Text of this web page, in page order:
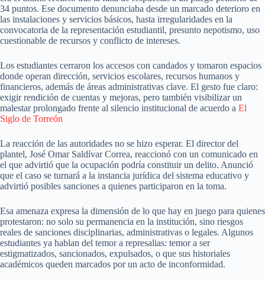
34 puntos. Ese documento denunciaba desde un marcado deterioro en
las instalaciones y servicios básicos, hasta irregularidades en la
convocatoria de la representación estudiantil, presunto nepotismo, uso
cuestionable de recursos y conflicto de intereses.
Los estudiantes cerraron los accesos con candados y tomaron espacios
donde operan dirección, servicios escolares, recursos humanos y
financieros, además de áreas administrativas clave. El gesto fue claro:
exigir rendición de cuentas y mejoras, pero también visibilizar un
malestar prolongado frente al silencio institucional de acuerdo a El
Siglo de Torreón
La reacción de las autoridades no se hizo esperar. El director del
plantel, José Omar Saldívar Correa, reaccionó con un comunicado en
el que advirtió que la ocupación podría constituir un delito. Anunció
que el caso se turnará a la instancia jurídica del sistema educativo y
advirtió posibles sanciones a quienes participaron en la toma.
Esa amenaza expresa la dimensión de lo que hay en juego para quienes
protestaron: no solo su permanencia en la institución, sino riesgos
reales de sanciones disciplinarias, administrativas o legales. Algunos
estudiantes ya hablan del temor a represalias: temor a ser
estigmatizados, sancionados, expulsados, o que sus historiales
académicos queden marcados por un acto de inconformidad.